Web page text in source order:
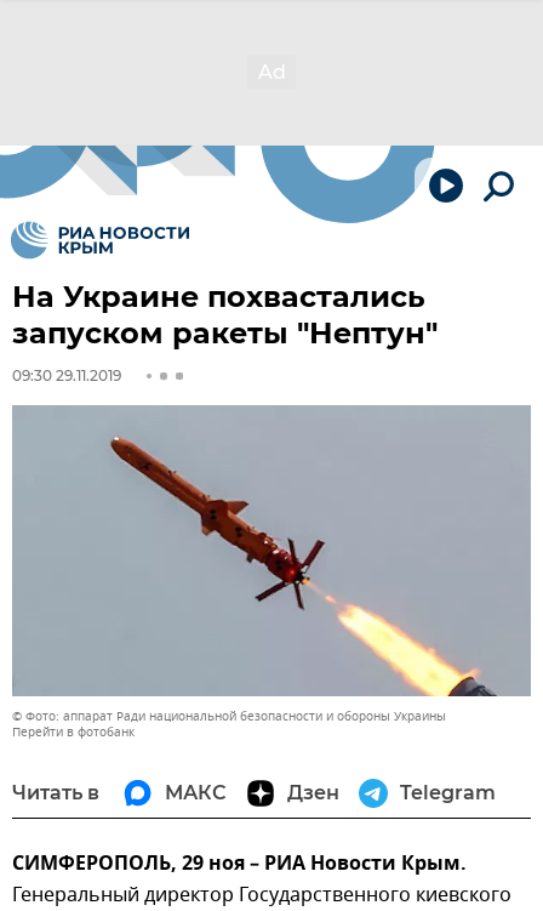
На Украине похвастались
запуском ракеты "Нептун"
09:30 29.11.2019
© Фото: аппарат Ради национальной безопасности и обороны Украины
Перейти в фотобанк
Читать в МАКС Дзен Telegram
СИМФЕРОПОЛЬ, 29 ноя – РИА Новости Крым.
Генеральный директор Государственного киевского